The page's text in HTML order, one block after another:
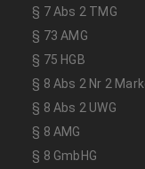
§ 7 Abs 2 TMG
§ 73 AMG
§ 75 HGB
§ 8 Abs 2 Nr 2
§ 8 Abs 2 UWG
§ 8 AMG
§ 8 GmbHG